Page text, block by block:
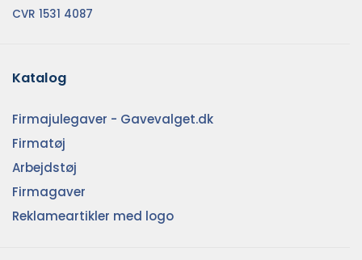
CVR 1531 4087
Katalog
Firmajulegaver - Gavevalget.dk
Firmatøj
Arbejdstøj
Firmagaver
Reklameartikler med logo